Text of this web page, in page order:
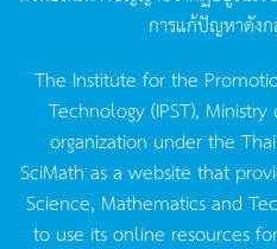
การแก้ปัญหาดังก
The Institute for the
Technology (IPST),
organization under the
SciMath as a website that
Science, Mathematics and
to use its online resources